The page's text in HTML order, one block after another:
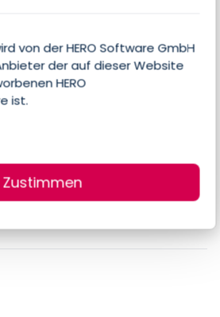
von der HERO Software GmbH
der auf dieser Website
HERO
ist.
Zustimmen